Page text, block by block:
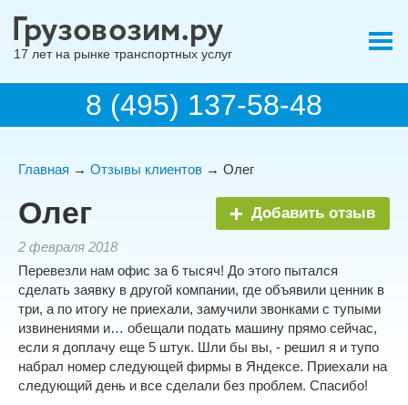
17 лет на рынке транспортных услуг
8 (495) 137-58-48
Главная → Отзывы клиентов → Олег
Олег Добавить отзыв
2 февраля 2018
Перевезли нам офис за 6 тысяч! До этого пытался
сделать заявку в другой компании, где объявили ценник в
три, а по итогу не приехали, замучили звонками с тупыми
извинениями и… обещали подать машину прямо сейчас,
если я доплачу еще 5 штук. Шли бы вы, - решил я и тупо
набрал номер следующей фирмы в Яндексе. Приехали на
следующий день и все сделали без проблем. Спасибо!